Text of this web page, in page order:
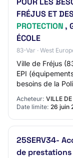
FRÉJUS ET
PROTECTION ,
ÉCOLE
83-Var · West
Ville de Fréjus
EPI
besoins de la
annexes : vidéo
Acheteur: VILLE
Date limite: 26 juin
25SERV34-
de